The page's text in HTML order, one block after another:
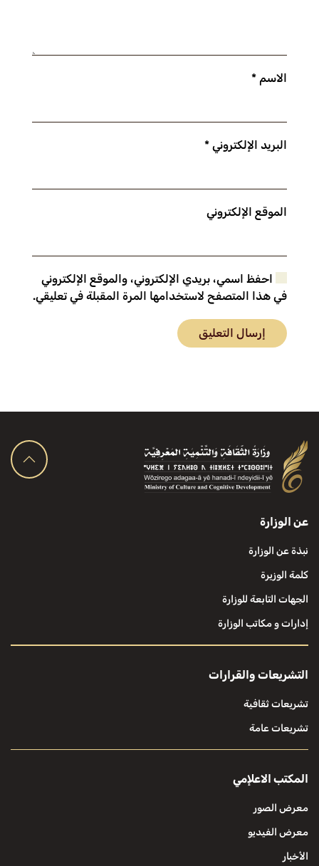
الاسم *
البريد الإلكتروني *
الموقع الإلكتروني
احفظ اسمي، بريدي الإلكتروني، والموقع الإلكتروني
في هذا المتصفح لاستخدامها المرة المقبلة في تعليقي.
إرسال التعليق
عن الوزارة
نبذة عن الوزارة
كلمة الوزيرة
الجهات التابعة للوزارة
إدارات و مكاتب الوزارة
التشريعات والقرارات
تشريعات ثقافية
تشريعات عامة
المكتب الاعلإمي
معرض الصور
معرض الفيديو
الأخبار